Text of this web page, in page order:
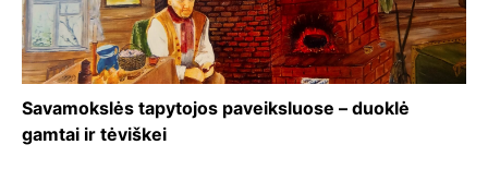
Savamokslės tapytojos paveiksluose – duoklė
gamtai ir tėviškei